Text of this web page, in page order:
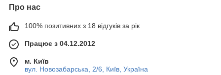
Про нас
100% позитивних з 18 відгуків за рік
Працює з 04.12.2012
м. Київ
вул. Новозабарська, 2/6, Київ, Україна